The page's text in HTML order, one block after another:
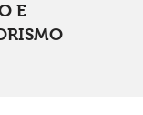
E